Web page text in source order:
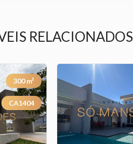
RELACIONADOS
Next
300m²
CA1404
Previous